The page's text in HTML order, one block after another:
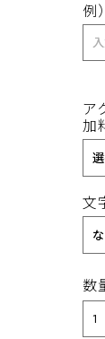
例
ア
加
文
数